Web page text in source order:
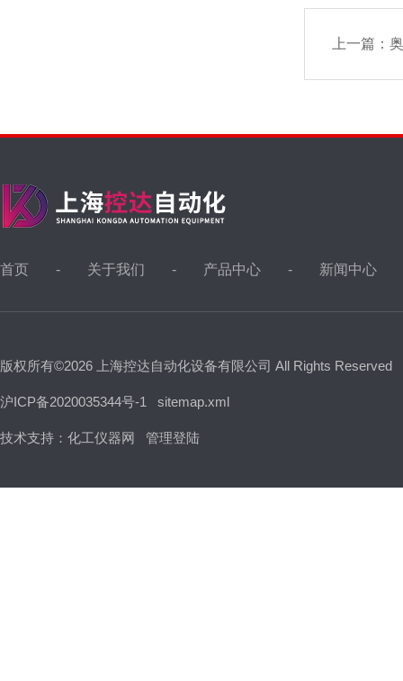
上一篇： 奥
首页 关于我们 产品中心 新闻中心
版权所有©2026 上海控达自动化设备有限公司 All Rights Reserved
沪ICP备2020035344号-1 sitemap.xml
技术支持： 化工仪器网 管理登陆